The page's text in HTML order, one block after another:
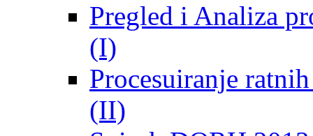
Pregled i Analiza
(I)
Procesuiranje
(II)